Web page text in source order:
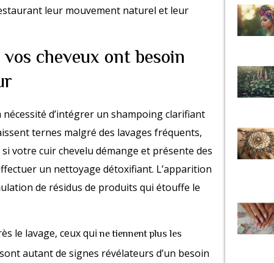
leur mouvement naturel et leur
cheveux ont besoin
d’intégrer un shampoing clarifiant
ternes malgré des lavages fréquents,
votre cuir chevelu démange et présente des
un nettoyage détoxifiant. L’apparition
de résidus de produits qui étouffe le
le lavage, ceux quine tiennent plus les
autant de signes révélateurs d’un besoin